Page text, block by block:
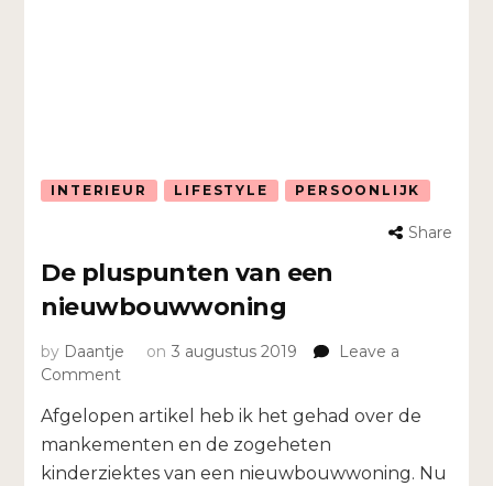
INTERIEUR LIFESTYLE PERSOONLIJK
Share
De pluspunten van een
nieuwbouwwoning
by Daantje on 3 augustus 2019
Leave a
Comment
pluspunten
van
een
Afgelopen artikel heb ik het gehad over de
mankementen en de zogeheten
kinderziektes van een nieuwbouwwoning. Nu